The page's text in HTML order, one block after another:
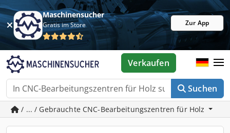
Maschinensucher
Gratis im Store Zur App
Suchen
Verkaufen
/ ... / Gebrauchte CNC-Bearbeitungszentren für Holz